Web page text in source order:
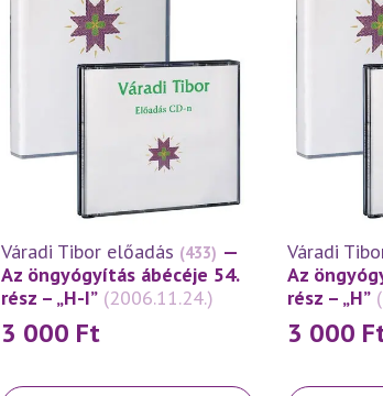
Váradi Tibor előadás (433) —
Az öngyógyítás ábécéje 54.
rész – „H-I” (2006.11.24.)
3 000 Ft
Váradi
Az
rész – „H”
3 000